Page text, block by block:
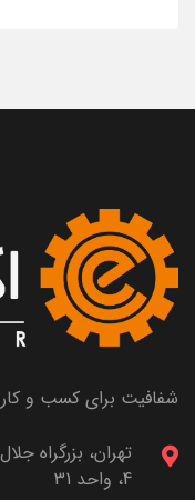
شفافیت برای کسب و کار
4، واحد 31